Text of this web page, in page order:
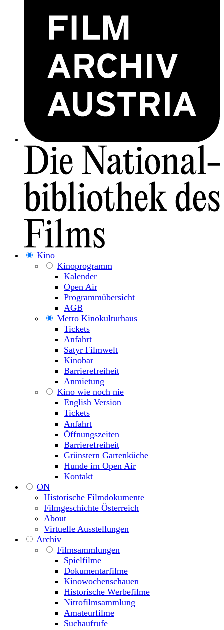
Kino
Kinoprogramm
Kalender
Open Air
Programmübersicht
AGB
Metro Kinokulturhaus
Tickets
Anfahrt
Satyr Filmwelt
Kinobar
Barrierefreiheit
Anmietung
Kino wie noch nie
English Version
Tickets
Anfahrt
Öffnungszeiten
Barrierefreiheit
Grünstern Gartenküche
Hunde im Open Air
Kontakt
ON
Historische Filmdokumente
Filmgeschichte Österreich
About
Virtuelle Ausstellungen
Archiv
Filmsammlungen
Spielfilme
Dokumentarfilme
Kinowochenschauen
Historische Werbefilme
Nitrofilmsammlung
Amateurfilme
Suchaufrufe